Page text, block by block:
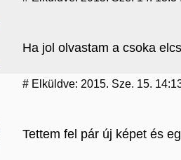
Ha jol olvastam a csoka
# Elküldve: 2015. Sze. 15.
Tettem fel pár új képet és